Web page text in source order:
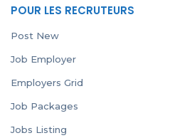
POUR LES RECRUTEURS
Post New
Job Employer
Employers Grid
Job Packages
Jobs Listing